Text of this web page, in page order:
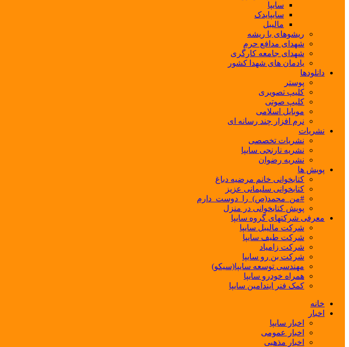
سایپا
سایپایدک
مالیبل
ریشوهای با ریشه
شهدای مدافع حرم
شهدای جامعه کارگری
یادمان های شهدا کشور
دانلودها
پوستر
کلیپ تصویری
کلیپ صوتی
موبایل اسلامی
نرم افزار چند رسانه ای
نشریات
نشریات تخصصی
نشریه نارنجی سایپا
نشریه رضوان
پویش ها
کتابخوانی خانم مرضیه دباغ
کتابخوانی سلیمانی عزیز
#من_محمد(ص)_را_دوست_دارم
پویش کتابخوانی در منزل
معرفی شرکتهای گروه سایپا
شرکت مالیبل سایپا
شرکت طیف سایپا
شرکت زامیاد
شرکت بن رو سایپا
مهندسی توسعه سایپا(سیکو)
همراه خودرو سایپا
کمک فنر ایندامین سایپا
خانه
اخبار
اخبار سایپا
اخبار عمومی
اخبار مذهبی